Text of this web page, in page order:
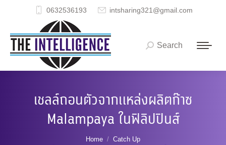
0632536193 intsharing321@gmail.com
Search:
Search
เชลล์ถอนตัวจากแหล่งผลิตก๊าซ
Malampaya ในฟิลิปปินส์
Home
Catch Up